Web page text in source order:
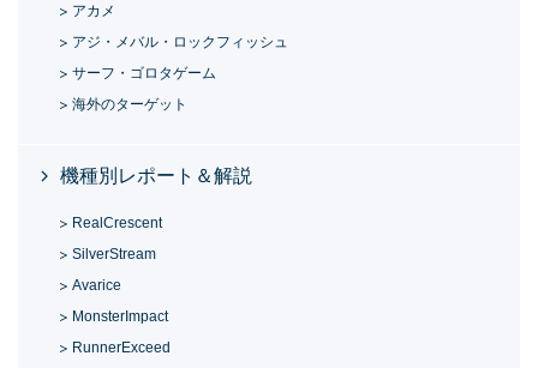
アカメ
アジ・メバル・ロックフィッシュ
サーフ・ゴロタゲーム
海外のターゲット
機種別レポート＆解説
RealCrescent
SilverStream
Avarice
MonsterImpact
RunnerExceed